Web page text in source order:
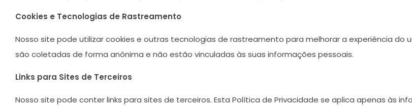
Cookies e Tecnologias de Rastreamento
Nosso site pode utilizar cookies e outras tecnologias de rastreamento para melhorar a experiência do
são coletadas de forma anônima e não estão vinculadas às suas informações pessoais.
Links para Sites de Terceiros
Nosso site pode conter links para sites de terceiros. Esta Política de Privacidade se aplica apenas às